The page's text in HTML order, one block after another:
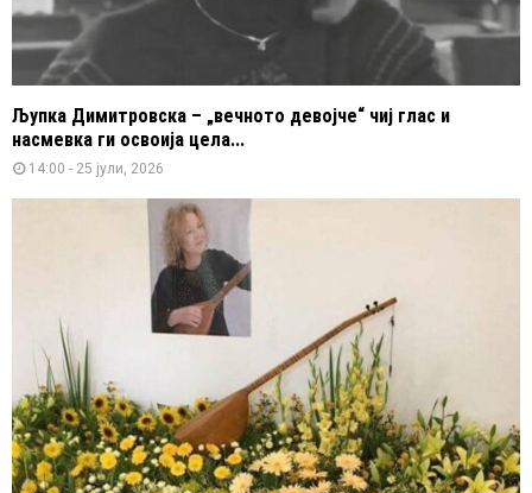
Љупка Димитровска – „вечното девојче“ чиј глас и
насмевка ги освоија цела...
14:00 - 25 јули, 2026